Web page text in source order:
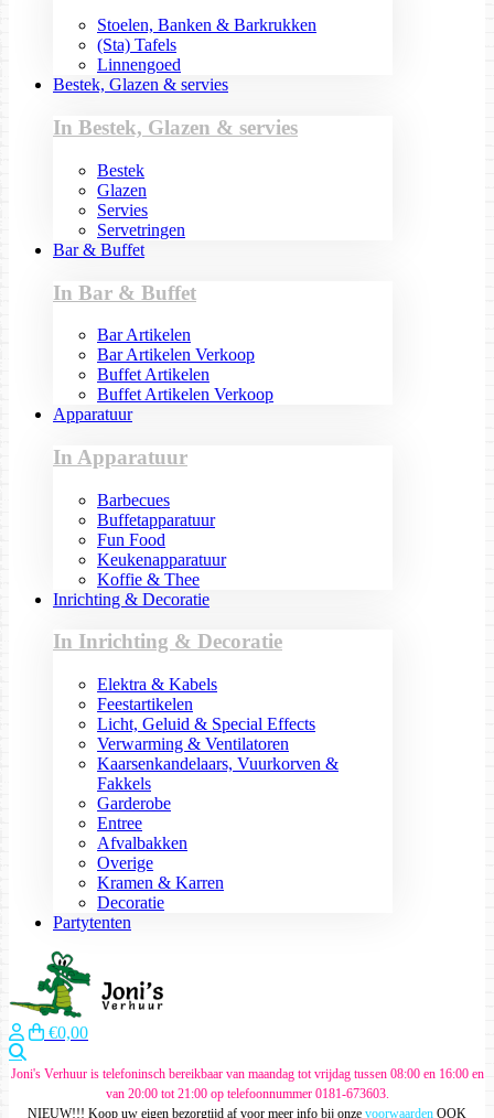
Stoelen, Banken & Barkrukken
(Sta) Tafels
Linnengoed
Bestek, Glazen & servies
In Bestek, Glazen & servies
Bestek
Glazen
Servies
Servetringen
Bar & Buffet
In Bar & Buffet
Bar Artikelen
Bar Artikelen Verkoop
Buffet Artikelen
Buffet Artikelen Verkoop
Apparatuur
In Apparatuur
Barbecues
Buffetapparatuur
Fun Food
Keukenapparatuur
Koffie & Thee
Inrichting & Decoratie
In Inrichting & Decoratie
Elektra & Kabels
Feestartikelen
Licht, Geluid & Special Effects
Verwarming & Ventilatoren
Kaarsenkandelaars, Vuurkorven &
Fakkels
Garderobe
Entree
Afvalbakken
Overige
Kramen & Karren
Decoratie
Partytenten
€0,00
Joni's Verhuur is telefoninsch bereikbaar van maandag tot vrijdag tussen 08:00 en 16:00 en
van 20:00 tot 21:00 op telefoonnummer 0181-673603.
NIEUW!!! Koop uw eigen bezorgtijd af voor meer info bij onze voorwaarden OOK